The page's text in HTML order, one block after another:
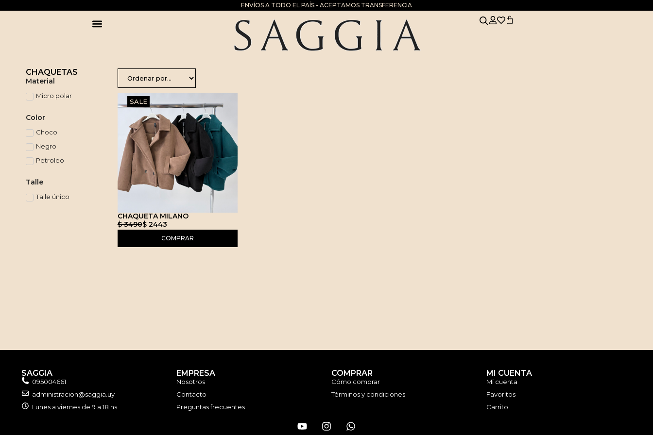
ENVÍOS A TODO EL PAÍS - ACEPTAMOS TRANSFERENCIA
CHAQUETAS
Material
Micro polar
Color
Choco
Negro
Petroleo
Talle
Talle único
SALE
CHAQUETA MILANO
$ 3490$ 2443
COMPRAR
SAGGIA
095004661
administracion@saggia.uy
Lunes a viernes de 9 a 18 hs
EMPRESA
Nosotros
Contacto
Preguntas frecuentes
COMPRAR
Cómo comprar
Términos y condiciones
MI CUENTA
Mi cuenta
Favoritos
Carrito